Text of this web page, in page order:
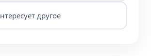
другое